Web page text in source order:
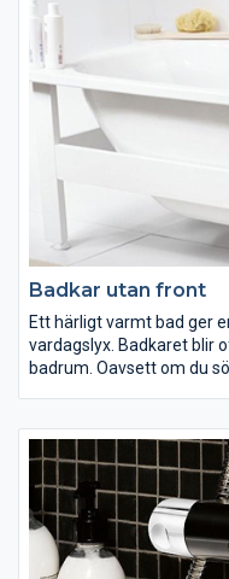
Badkar utan front
Ett härligt varmt bad ger
vardagslyx. Badkaret blir
badrum. Oavsett om du
speciella ytbehandling
mer lättstädat.